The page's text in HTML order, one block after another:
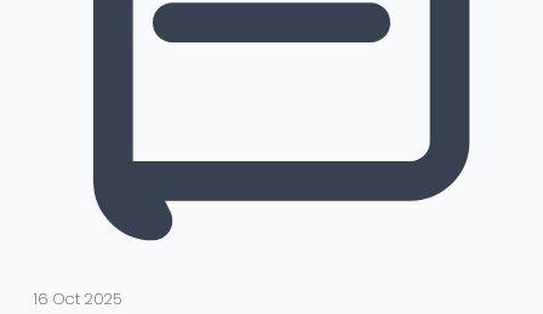
16 Oct 2025